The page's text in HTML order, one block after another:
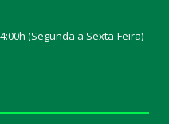
(Segunda a Sexta-Feira)